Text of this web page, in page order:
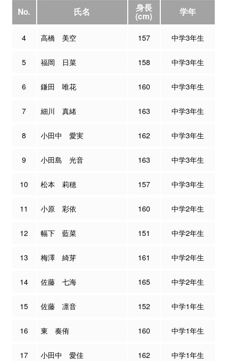
No. 氏名 身長
(cm) 学年
4 高橋 美空 157 中学3年生
5 福岡 日菜 158 中学3年生
6 鎌田 唯花 160 中学3年生
7 細川 真緒 163 中学3年生
8 小田中 愛実 162 中学3年生
9 小田島 光音 163 中学3年生
10 松本 莉穂 157 中学3年生
11 小原 彩依 160 中学2年生
12 幅下 藍菜 151 中学2年生
13 梅澤 綺芽 161 中学2年生
14 佐藤 七海 165 中学2年生
15 佐藤 凛音 152 中学1年生
16 東 奏侑 160 中学1年生
17 小田中 愛佳 162
中学1年生